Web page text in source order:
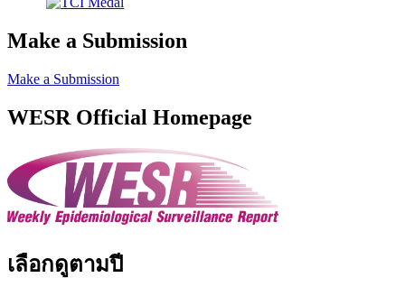
Make a Submission
Make a Submission
WESR Official Homepage
เลือกดูตามปี